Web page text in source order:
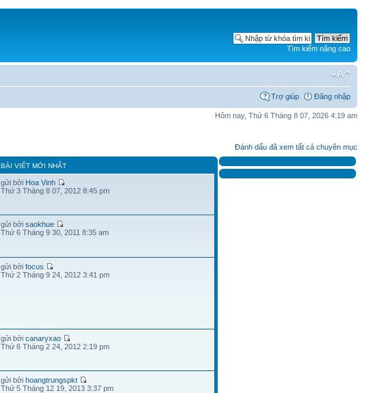
Tìm kiếm nâng cao
Trợ giúp Đăng nhập
Hôm nay, Thứ 6 Tháng 8 07, 2026 4:19 am
Đánh dấu đã xem tất cả chuyên mục
BÀI VIẾT MỚI NHẤT
gửi bởi Hoa Vinh
Thứ 3 Tháng 8 07, 2012 8:45 pm
gửi bởisaokhue
Thứ 6 Tháng 9 30, 2011 8:35 am
gửi bởifocus
Thứ 2 Tháng 9 24, 2012 3:41 pm
gửi bởicanaryxao
Thứ 6 Tháng 2 24, 2012 2:19 pm
gửi bởihoangtrungspkt
Thứ 5 Tháng 12 19, 2013 3:37 pm